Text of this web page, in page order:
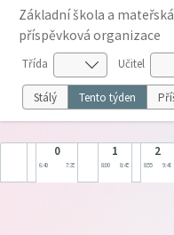
Základní škola a
příspěvková organizace
Třída Učitel
Stálý Tento týden
0
6:40 7:35
1
8:00 8:45
2
8:55 9:40